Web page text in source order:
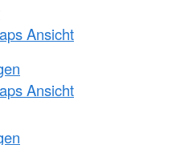
Ansicht
Ansicht